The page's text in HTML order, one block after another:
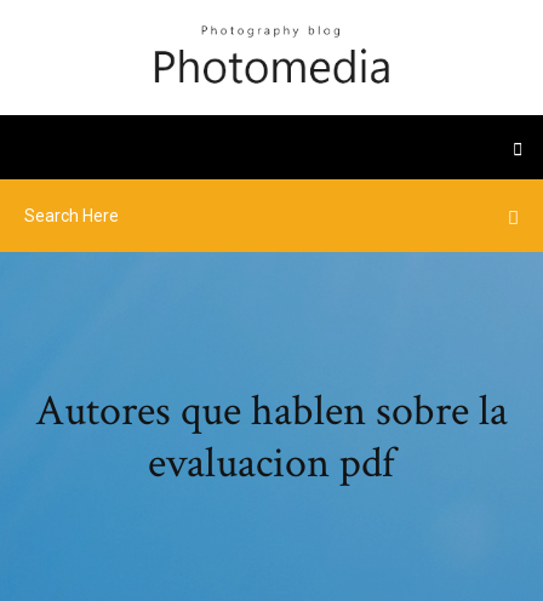
Autores que hablen sobre la
evaluacion pdf